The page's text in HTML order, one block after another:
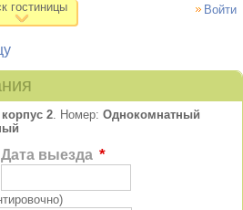
Войти
гостиницы
Москвы
2. Номер: Однокомнатный
Дата выезда *